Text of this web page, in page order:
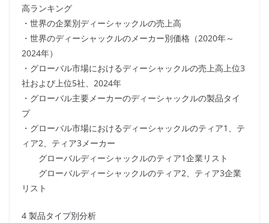
高ランキング
・世界の企業別ディーシャックルの売上高
・世界のディーシャックルのメーカー別価格（2020年～
2024年）
・グローバル市場におけるディーシャックルの売上高上位3
社および上位5社、2024年
・グローバル主要メーカーのディーシャックルの製品タイ
プ
・グローバル市場におけるディーシャックルのティア1、テ
ィア2、ティア3メーカー
グローバルディーシャックルのティア1企業リスト
グローバルディーシャックルのティア2、ティア3企業
リスト
4 製品タイプ別分析